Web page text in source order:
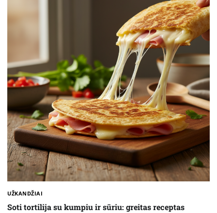
UŽKANDŽIAI
Soti tortilija su kumpiu ir sūriu: greitas receptas